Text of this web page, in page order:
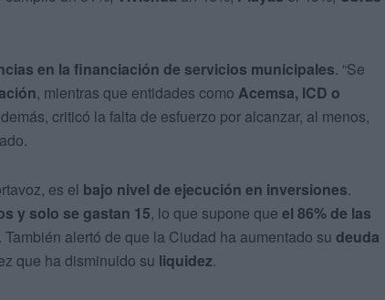
en la financiación de servicios municipales. “Se
, mientras que entidades como Acemsa, ICD o
criticó la falta de esfuerzo por alcanzar, al menos,
es el bajo nivel de ejecución en inversiones.
y solo se gastan 15, lo que supone que el 86% de las
También alertó de que la Ciudad ha aumentado su deuda
que ha disminuido su liquidez.